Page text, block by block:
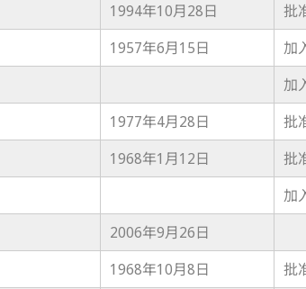
1994年10月28日 批
1957年6月15日 加
加
1977年4月28日 批
1968年1月12日 批
加
2006年9月26日
1968年10月8日 批